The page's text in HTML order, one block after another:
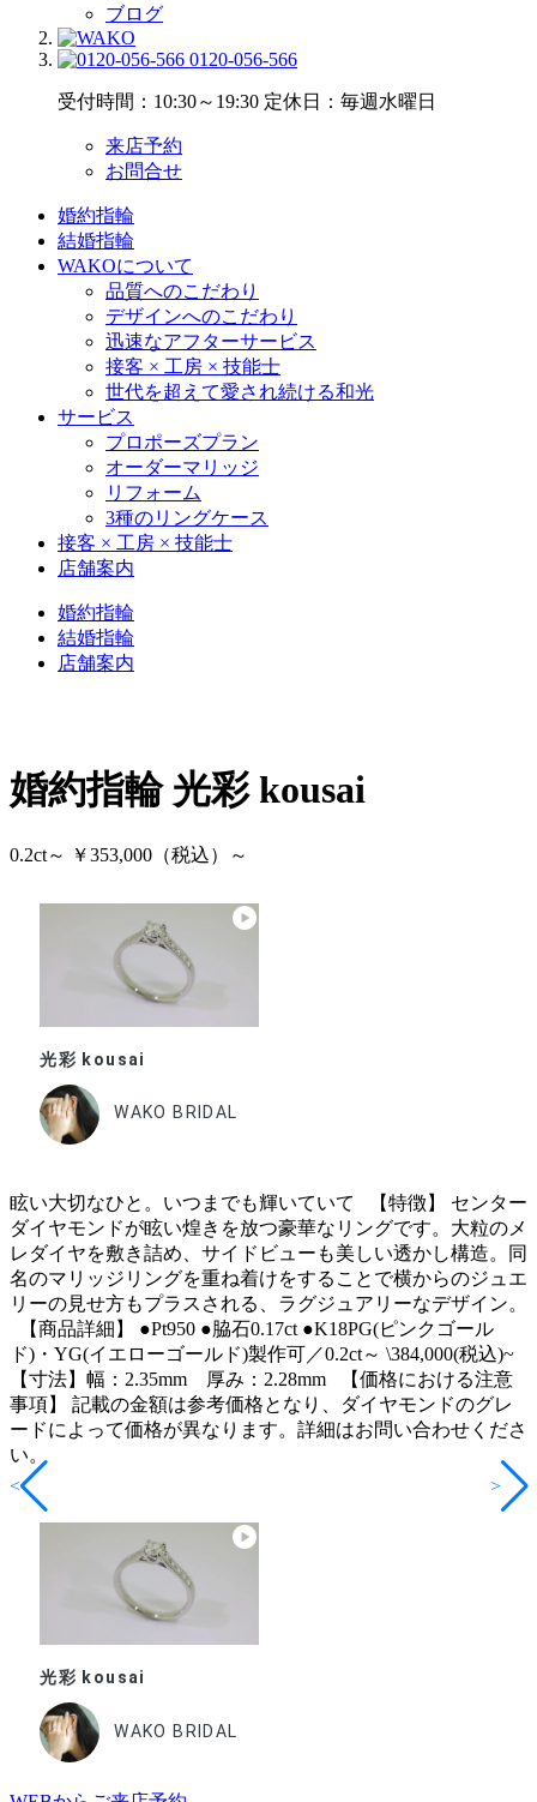
< >
ブログ
0120-056-566
受付時間：10:30～19:30 定休日：毎週水曜日
来店予約
お問合せ
婚約指輪
結婚指輪
WAKOについて
品質へのこだわり
デザインへのこだわり
迅速なアフターサービス
接客 × 工房 × 技能士
世代を超えて愛され続ける和光
サービス
プロポーズプラン
オーダーマリッジ
リフォーム
3種のリングケース
接客 × 工房 × 技能士
店舗案内
婚約指輪
結婚指輪
店舗案内
婚約指輪光彩 kousai
0.2ct～ ￥353,000（税込）～
光彩 kousai
WAKO BRIDAL
眩い大切なひと。いつまでも輝いていて 【特徴】 センター
ダイヤモンドが眩い煌きを放つ豪華なリングです。大粒のメ
レダイヤを敷き詰め、サイドビューも美しい透かし構造。同
名のマリッジリングを重ね着けをすることで横からのジュエ
リーの見せ方もプラスされる、ラグジュアリーなデザイン。
【商品詳細】 ●Pt950 ●脇石0.17ct ●K18PG(ピンクゴール
ド)・YG(イエローゴールド)製作可／0.2ct～ \384,000(税込)~
【寸法】幅：2.35mm 厚み：2.28mm 【価格における注意
事項】 記載の金額は参考価格となり、ダイヤモンドのグレ
ードによって価格が異なります。詳細はお問い合わせくださ
い。
光彩 kousai
WAKO BRIDAL